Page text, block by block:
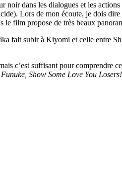
dans les dialogues et les actions
Lors de mon écoute, je dois dire
film propose de très beaux
fait subir à Kiyomi et celle entre
c’est suffisant pour comprendre
Funuke, Show Some Love You Losers!